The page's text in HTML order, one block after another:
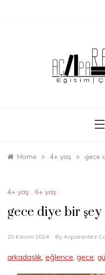
Home » 4+ yaş » gece
4+ yaş , 6+ yaş
gece diye bir
20 Kasım 2024 By
arkadaşlık eğlence gece